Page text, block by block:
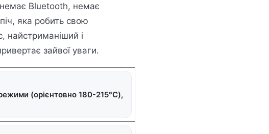
немає Bluetooth, немає
яка робить свою
найстриманіший і
зайвої уваги.
(орієнтовно 180-215°C),